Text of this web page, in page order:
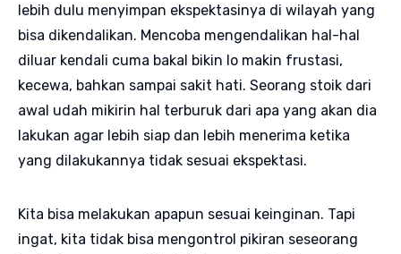
lebih dulu menyimpan ekspektasinya di wilayah yang
bisa dikendalikan. Mencoba mengendalikan hal-hal
diluar kendali cuma bakal bikin lo makin frustasi,
kecewa, bahkan sampai sakit hati. Seorang stoik dari
awal udah mikirin hal terburuk dari apa yang akan dia
lakukan agar lebih siap dan lebih menerima ketika
yang dilakukannya tidak sesuai ekspektasi.
Kita bisa melakukan apapun sesuai keinginan. Tapi
ingat, kita tidak bisa mengontrol pikiran seseorang